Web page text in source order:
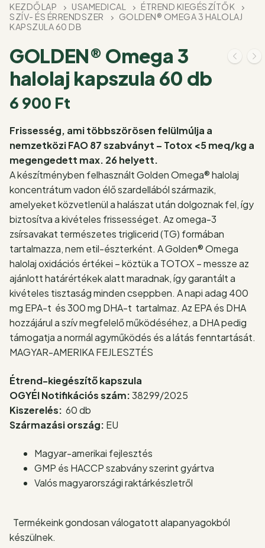
KEZDŐLAP USAMEDICAL
ÉTREND KIEGÉSZÍTŐK
SZÍV- ÉS ÉRRENDSZER
GOLDEN® OMEGA 3 HALOLAJ
KAPSZULA 60 DB
GOLDEN® Omega 3
halolaj kapszula 60 db
6 900 Ft
Frissesség, ami többszörösen felülmúlja a
nemzetközi FAO 87 szabványt – Totox <5 meq/kg a
megengedett max. 26 helyett.
A készítményben felhasznált Golden Omega® halolaj
koncentrátum vadon élő szardellából származik,
amelyeket közvetlenül a halászat után dolgoznak fel, így
biztosítva a kivételes frissességet. Az omega-3
zsírsavakat természetes triglicerid (TG) formában
tartalmazza, nem etil-észterként. A Golden® Omega
halolaj oxidációs értékei – köztük a TOTOX – messze az
ajánlott határértékek alatt maradnak, így garantált a
kivételes tisztaság minden cseppben. A napi adag 400
mg EPA-t és 300 mg DHA-t tartalmaz. Az EPA és DHA
hozzájárul a szív megfelelő működéséhez, a DHA pedig
támogatja a normál agyműködés és a látás fenntartását.
MAGYAR-AMERIKA FEJLESZTÉS
Étrend-kiegészítő kapszula
OGYÉI Notifikációs szám:38299/2025
Kiszerelés: 60 db
Származási ország: EU
Magyar-amerikai fejlesztés
GMP és HACCP szabvány szerint gyártva
Valós magyarországi raktárkészletről
Termékeink gondosan válogatott alapanyagokból
készülnek.